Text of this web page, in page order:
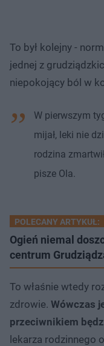
To był kolejny -
jednej z
niepokojący ból w
W pierwszym
mijał, leki nie
rodzina
pisze Ola.
POLECANY ARTYKUŁ:
Ogień niemal
centrum
To właśnie wtedy
zdrowie. Wówczas
przeciwnikiem
lekarza rodzinnego